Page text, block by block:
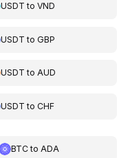
USDT toVND
USDT toGBP
USDT toAUD
USDT toCHF
BTCto ADA